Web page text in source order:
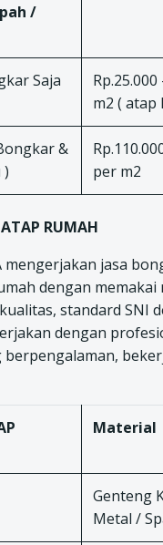
/
Saja
m2 ( atap
&
)
per m2
RUMAH
mengerjakan jasa
dengan memakai
standard SNI
dengan
Material
Genteng
Metal /